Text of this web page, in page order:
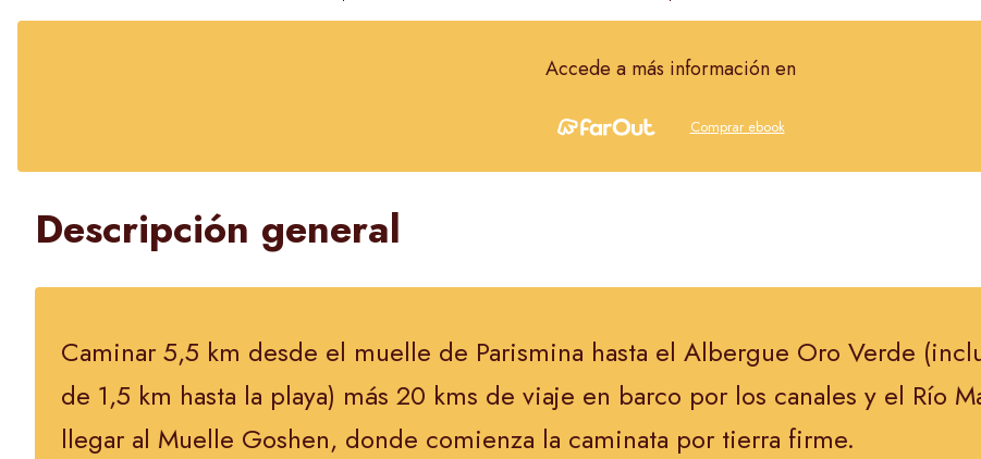
Accede a más información en
Comprar ebook
Descripción general
Caminar 5,5 km desde el muelle de Parismina hasta el Albergue Oro Verde
de 1,5 km hasta la playa) más 20 kms de viaje en barco por los canales y el Río
llegar al Muelle Goshen, donde comienza la caminata por tierra firme.